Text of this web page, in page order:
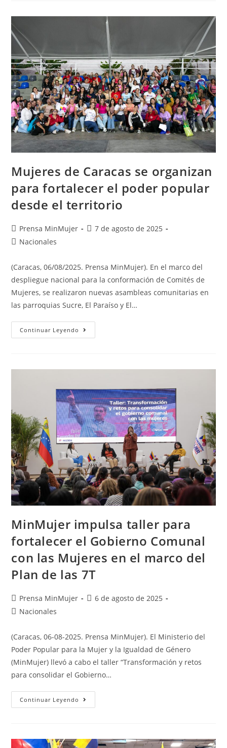
Mujeres de Caracas se organizan
para fortalecer el poder popular
desde el territorio
Prensa MinMujer
7 de agosto de 2025
Nacionales
(Caracas, 06/08/2025. Prensa MinMujer). En el marco del
despliegue nacional para la conformación de Comités de
Mujeres, se realizaron nuevas asambleas comunitarias en
las parroquias Sucre, El Paraíso y El…
Continuar Leyendo
MinMujer impulsa taller para
fortalecer el Gobierno Comunal
con las Mujeres en el marco del
Plan de las 7T
Prensa MinMujer
6 de agosto de 2025
Nacionales
(Caracas, 06-08-2025. Prensa MinMujer). El Ministerio del
Poder Popular para la Mujer y la Igualdad de Género
(MinMujer) llevó a cabo el taller “Transformación y retos
para consolidar el Gobierno…
Continuar Leyendo